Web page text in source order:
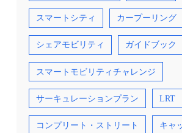
スマートシティ カープーリング
シェアモビリティ ガイドブック
スマートモビリティチャレンジ
サーキュレーションプラン LRT
コンプリート・ストリート キャ